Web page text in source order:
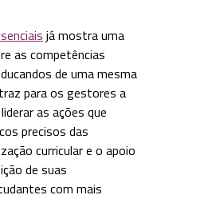
já mostra uma
as competências
de uma mesma
para os gestores a
as ações que
precisos das
curricular e o apoio
de suas
com mais